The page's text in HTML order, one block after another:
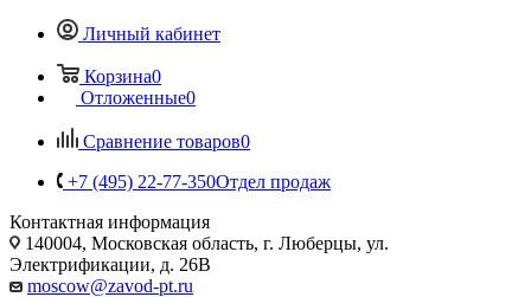
Личный кабинет
Корзина0
Отложенные0
Сравнение товаров0
+7 (495) 22-77-350Отдел продаж
Контактная информация
140004, Московская область, г. Люберцы, ул.
Электрификации, д. 26В
moscow@zavod-pt.ru